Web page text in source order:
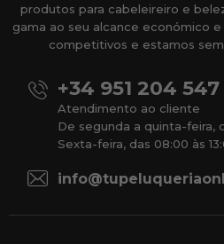
produtos para cabeleireiro e
gama ao seu alcance económico
competitivos e estamos
+34 951 204 547
Atendimento ao cliente
De segunda a quinta-feira,
Sexta-feira, das 08:00 às